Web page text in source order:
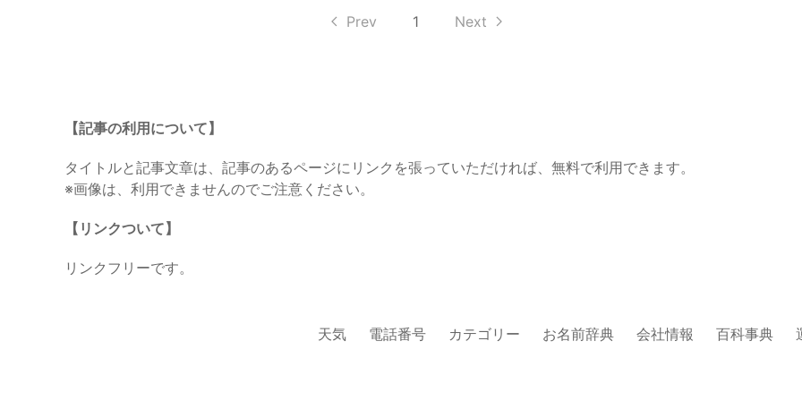
Prev 1 Next
【記事の利用について】
タイトルと記事文章は、記事のあるページにリンクを張っていただければ、無料で利用できます。
※画像は、利用できませんのでご注意ください。
【リンクついて】
リンクフリーです。
天気 電話番号 カテゴリー お名前辞典 会社情報 百科事典